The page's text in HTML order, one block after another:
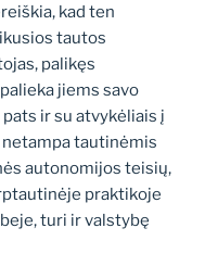
kad ten
tautos
palikęs
jiems savo
ir su atvykėliais į
netampa tautinėmis
autonomijos teisių,
praktikoje
turi ir valstybę